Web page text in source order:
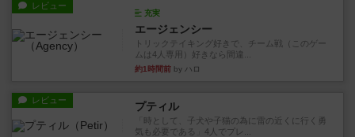
レビュー
充実
エージェンシー
トリックテイキング好きで、チーム戦（このゲー
ムは4人専用）好きなら間違...
約1時間前 by ハロ
レビュー プティル
「時として、子犬や子猫の為に雷の近くに行く勇
気も必要である」4人でプレ...